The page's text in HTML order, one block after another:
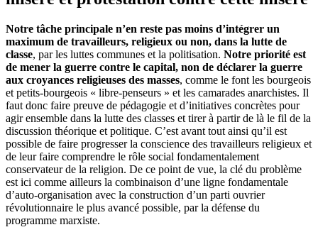
Notre tâche principale n’en reste pas moins d’intégrer un
maximum de travailleurs, religieux ou non, dans la lutte de
classe, par les luttes communes et la politisation. Notre priorité est
de mener la guerre contre le capital, non de déclarer la guerre
aux croyances religieuses des masses, comme le font les bourgeois
et petits-bourgeois « libre-penseurs » et les camarades anarchistes. Il
faut donc faire preuve de pédagogie et d’initiatives concrètes pour
agir ensemble dans la lutte des classes et tirer à partir de là le fil de la
discussion théorique et politique. C’est avant tout ainsi qu’il est
possible de faire progresser la conscience des travailleurs religieux et
de leur faire comprendre le rôle social fondamentalement
conservateur de la religion. De ce point de vue, la clé du problème
est ici comme ailleurs la combinaison d’une ligne fondamentale
d’auto-organisation avec la construction d’un parti ouvrier
révolutionnaire le plus avancé possible, par la défense du
programme marxiste.